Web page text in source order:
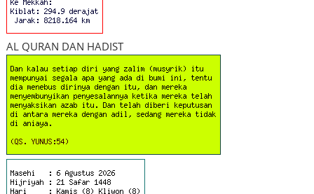
AL QURAN DAN HADIST